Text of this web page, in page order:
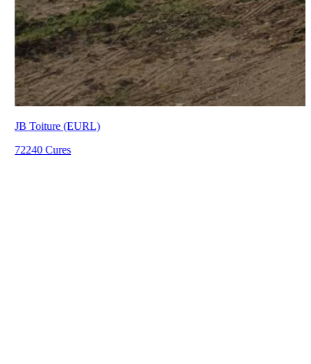
JB Toiture (EURL)
72240 Cures